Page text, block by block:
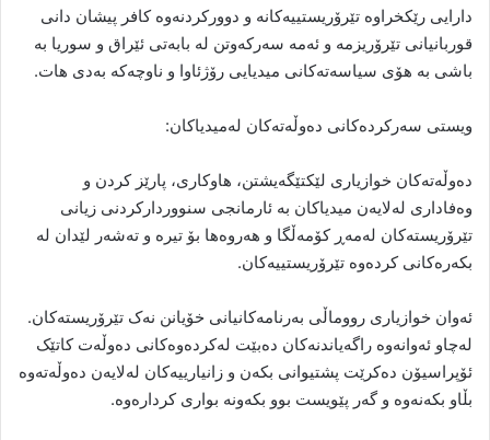
دارایی رێکخراوە تێرۆریستییەکانە و دوورکردنەوە کافر پیشان دانی
قوربانیانی تێرۆریزمە و ئەمە سەرکەوتن لە بابەتی ئێراق و سوریا بە
باشی بە هۆی سیاسەتەکانی میدیایی رۆژئاوا و ناوچەکە بەدی هات.
ویستی سەرکردەکانی دەوڵەتەکان لەمیدیاکان:
دەوڵەتەکان خوازیاری لێکتێگەیشتن، هاوکاری، پارێز کردن و
وەفاداری لەلایەن میدیاکان بە ئارمانجی سنووردارکردنی زیانی
تێرۆریستەکان لەمەڕ کۆمەڵگا و هەروەها بۆ تیرە و تەشەر لێدان لە
بکەرەکانی کردەوە تێرۆریستییەکان.
ئەوان خوازیاری رووماڵی بەرنامەکانیانی خۆیانن نەک تێرۆریستەکان.
لەچاو ئەوانەوە راگەیاندنەکان دەبێت لەکردەوەکانی دەوڵەت کاتێک
ئۆپراسیۆن دەکرێت پشتیوانی بکەن و زانیارییەکان لەلایەن دەوڵەتەوە
بڵاو بکەنەوە و گەر پێویست بوو بکەونە بواری کردارەوە.